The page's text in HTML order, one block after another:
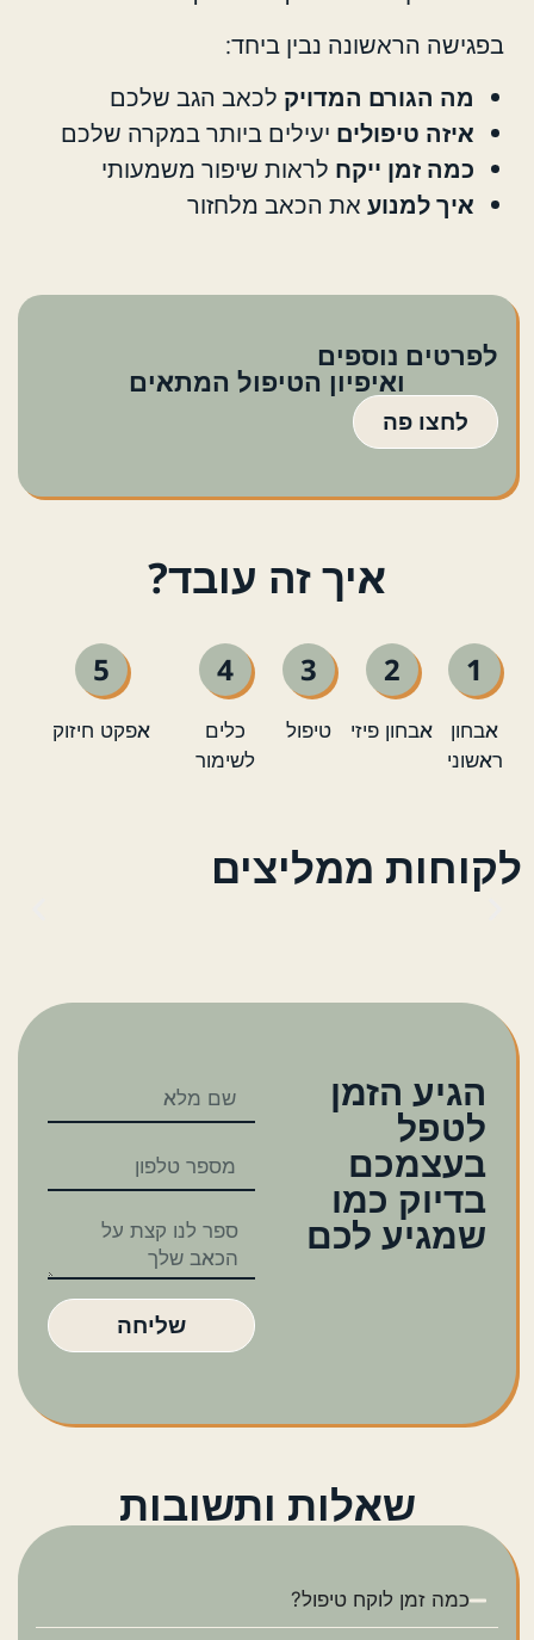
בפגישה הראשונה נבין ביחד:
מה הגורם המדויקלכאב הגב שלכם
איזה טיפוליםיעילים ביותר במקרה שלכם
כמה זמן ייקחלראות שיפור משמעותי
איך למנועאת הכאב מלחזור
לפרטים נוספים
ואיפיון הטיפול המתאים
לחצו פה
איך זה עובד?
1
אבחון
ראשוני
2
אבחון פיזי
3
טיפול
4
כלים
לשימור
5
אפקט חיזוק
לקוחות ממליצים
הגיע הזמן
לטפל
בעצמכם
בדיוק כמו
שמגיע לכם
שליחה
שאלות ותשובות
כמה זמן לוקח טיפול?